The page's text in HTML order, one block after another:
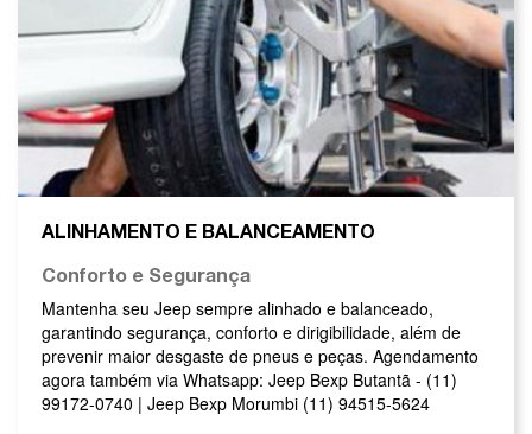
ALINHAMENTO E BALANCEAMENTO
Conforto e Segurança
Mantenha seu Jeep sempre alinhado e balanceado,
garantindo segurança, conforto e dirigibilidade, além de
prevenir maior desgaste de pneus e peças. Agendamento
agora também via Whatsapp: Jeep Bexp Butantã - (11)
99172-0740 | Jeep Bexp Morumbi (11) 94515-5624